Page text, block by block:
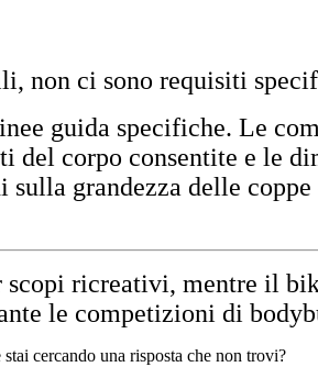
non ci sono requisiti
guida specifiche. Le
del corpo consentite e le
grandezza delle
ricreativi, mentre il
le competizioni di
cercando una risposta che non trovi?